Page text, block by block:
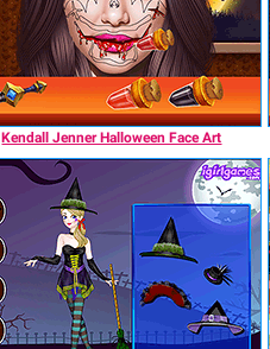
Kendall Jenner Halloween Face Art